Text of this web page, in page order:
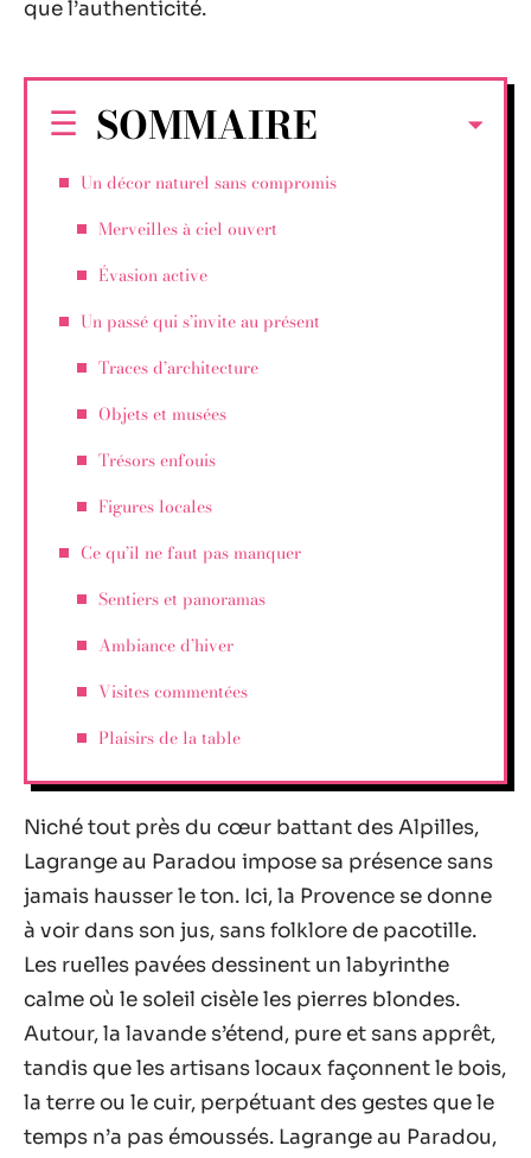
que l’authenticité.
SOMMAIRE
Un décor naturel sans compromis
Merveilles à ciel ouvert
Évasion active
Un passé qui s’invite au présent
Traces d’architecture
Objets et musées
Trésors enfouis
Figures locales
Ce qu’il ne faut pas manquer
Sentiers et panoramas
Ambiance d’hiver
Visites commentées
Plaisirs de la table
Niché tout près du cœur battant des Alpilles,
Lagrange au Paradou impose sa présence sans
jamais hausser le ton. Ici, la Provence se donne
à voir dans son jus, sans folklore de pacotille.
Les ruelles pavées dessinent un labyrinthe
calme où le soleil cisèle les pierres blondes.
Autour, la lavande s’étend, pure et sans apprêt,
tandis que les artisans locaux façonnent le bois,
la terre ou le cuir, perpétuant des gestes que le
temps n’a pas émoussés. Lagrange au Paradou,